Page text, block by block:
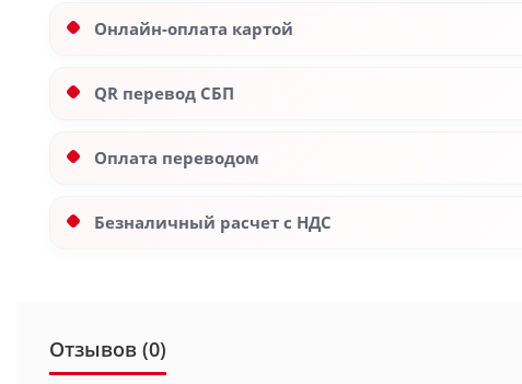
Онлайн-оплата картой
QR перевод СБП
Оплата переводом
Безналичный расчет с НДС
Отзывов (0)